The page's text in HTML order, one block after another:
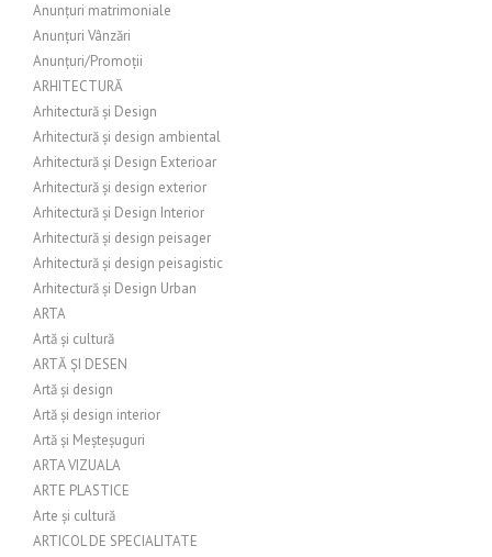
Anunțuri matrimoniale
Anunțuri Vânzări
Anunțuri/Promoții
ARHITECTURĂ
Arhitectură și Design
Arhitectură și design ambiental
Arhitectură și Design Exterioar
Arhitectură și design exterior
Arhitectură și Design Interior
Arhitectură și design peisager
Arhitectură și design peisagistic
Arhitectură și Design Urban
ARTA
Artă și cultură
ARTĂ ȘI DESEN
Artă și design
Artă și design interior
Artă și Meșteșuguri
ARTA VIZUALA
ARTE PLASTICE
Arte și cultură
ARTICOL DE SPECIALITATE